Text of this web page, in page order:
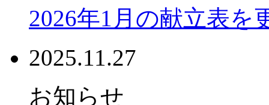
2026年1月の献立表を
2025.11.27
お知らせ